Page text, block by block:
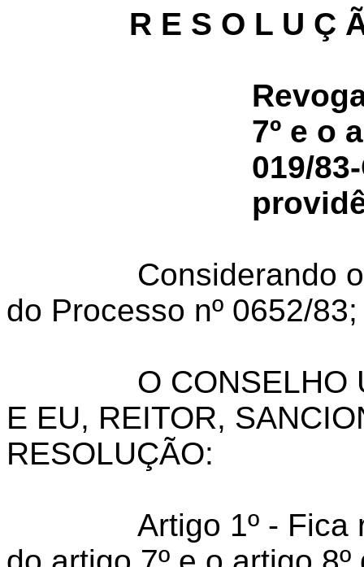
R E S O L U Ç
7º e o
019/
Considerando
do Processo nº 0652/83;
O CONSELHO
E EU, REITOR,
RESOLUÇÃO:
Artigo 1º -